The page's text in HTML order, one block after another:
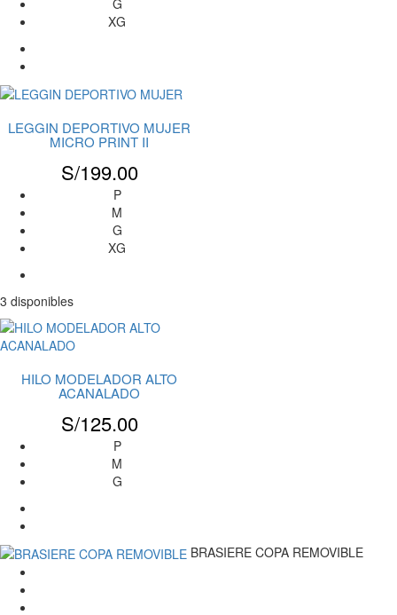
XG
LEGGIN DEPORTIVO MUJER
MICRO PRINT II
S/199.00
P
M
G
XG
3 disponibles
HILO MODELADOR ALTO
ACANALADO
S/125.00
P
M
G
BRASIERE COPA REMOVIBLE